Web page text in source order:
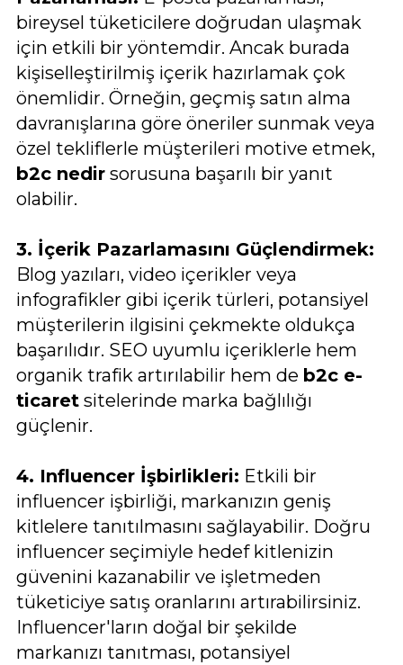
bireysel tüketicilere doğrudan ulaşmak
için etkili bir yöntemdir. Ancak burada
kişiselleştirilmiş içerik hazırlamak çok
önemlidir. Örneğin, geçmiş satın alma
davranışlarına göre öneriler sunmak veya
özel tekliflerle müşterileri motive etmek,
b2c nedir sorusuna başarılı bir yanıt
olabilir.
3. İçerik Pazarlamasını Güçlendirmek:
Blog yazıları, video içerikler veya
infografikler gibi içerik türleri, potansiyel
müşterilerin ilgisini çekmekte oldukça
başarılıdır. SEO uyumlu içeriklerle hem
organik trafik artırılabilir hem de b2c e-
ticaret sitelerinde marka bağlılığı
güçlenir.
4. Influencer İşbirlikleri: Etkili bir
influencer işbirliği, markanızın geniş
kitlelere tanıtılmasını sağlayabilir. Doğru
influencer seçimiyle hedef kitlenizin
güvenini kazanabilir ve işletmeden
tüketiciye satış oranlarını artırabilirsiniz.
Influencer'ların doğal bir şekilde
markanızı tanıtması, potansiyel